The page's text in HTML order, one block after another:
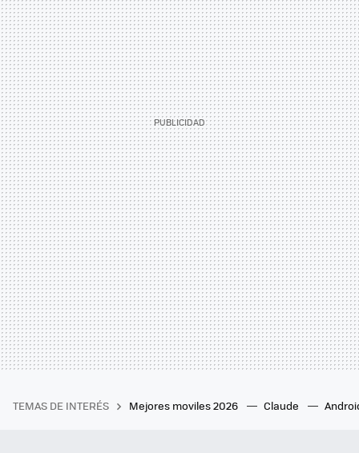
TEMAS DE INTERÉS Mejores moviles 2026 Claude